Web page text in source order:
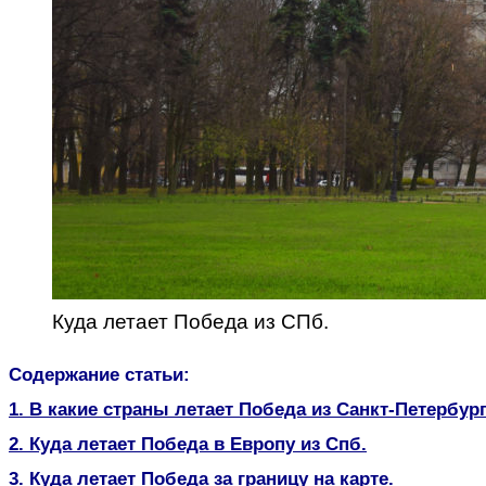
Куда летает Победа из СПб.
Содержание статьи:
1. В какие страны летает Победа из Санкт-
2. Куда летает Победа в Европу из Спб.
3. Куда летает Победа за границу на карте.